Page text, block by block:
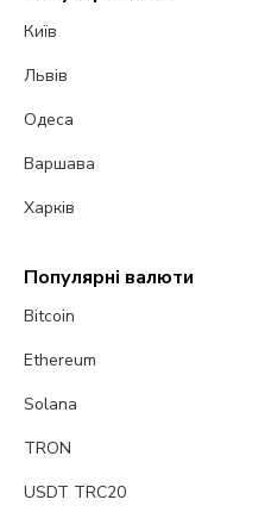
Київ
Львів
Одеса
Варшава
Харків
Популярні валюти
Bitcoin
Ethereum
Solana
TRON
USDT TRC20